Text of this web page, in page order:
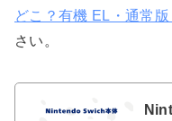
どこ？有機 EL・通常
さい。